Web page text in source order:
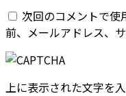
次回のコメントで使
前、メールアドレス、
上に表示された文字を